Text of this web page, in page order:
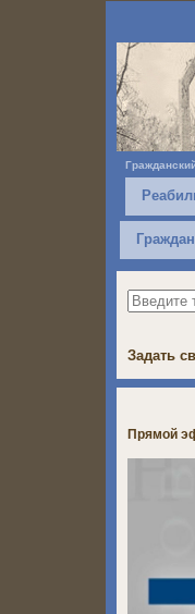
Задать
Прямой